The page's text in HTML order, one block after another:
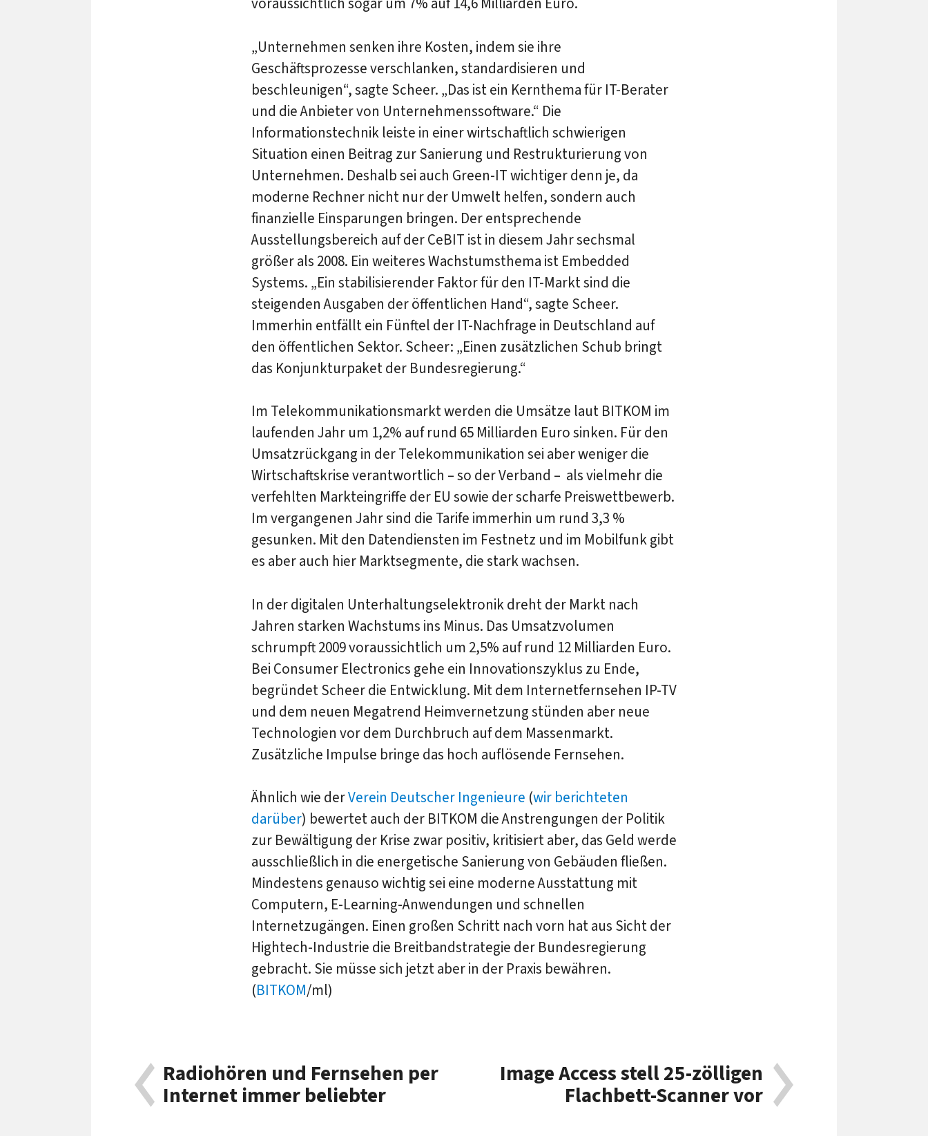
„Unternehmen senken ihre Kosten, indem sie ihre
Geschäftsprozesse verschlanken, standardisieren und
beschleunigen“, sagte Scheer. „Das ist ein Kernthema für IT-Berater
und die Anbieter von Unternehmenssoftware.“ Die
Informationstechnik leiste in einer wirtschaftlich schwierigen
Situation einen Beitrag zur Sanierung und Restrukturierung von
Unternehmen. Deshalb sei auch Green-IT wichtiger denn je, da
moderne Rechner nicht nur der Umwelt helfen, sondern auch
finanzielle Einsparungen bringen. Der entsprechende
Ausstellungsbereich auf der CeBIT ist in diesem Jahr sechsmal
größer als 2008. Ein weiteres Wachstumsthema ist Embedded
Systems. „Ein stabilisierender Faktor für den IT-Markt sind die
steigenden Ausgaben der öffentlichen Hand“, sagte Scheer.
Immerhin entfällt ein Fünftel der IT-Nachfrage in Deutschland auf
den öffentlichen Sektor. Scheer: „Einen zusätzlichen Schub bringt
das Konjunkturpaket der Bundesregierung.“
Im Telekommunikationsmarkt werden die Umsätze laut BITKOM im
laufenden Jahr um 1,2% auf rund 65 Milliarden Euro sinken. Für den
Umsatzrückgang in der Telekommunikation sei aber weniger die
Wirtschaftskrise verantwortlich – so der Verband – als vielmehr die
verfehlten Markteingriffe der EU sowie der scharfe Preiswettbewerb.
Im vergangenen Jahr sind die Tarife immerhin um rund 3,3 %
gesunken. Mit den Datendiensten im Festnetz und im Mobilfunk gibt
es aber auch hier Marktsegmente, die stark wachsen.
In der digitalen Unterhaltungselektronik dreht der Markt nach
Jahren starken Wachstums ins Minus. Das Umsatzvolumen
schrumpft 2009 voraussichtlich um 2,5% auf rund 12 Milliarden Euro.
Bei Consumer Electronics gehe ein Innovationszyklus zu Ende,
begründet Scheer die Entwicklung. Mit dem Internetfernsehen IP-TV
und dem neuen Megatrend Heimvernetzung stünden aber neue
Technologien vor dem Durchbruch auf dem Massenmarkt.
Zusätzliche Impulse bringe das hoch auflösende Fernsehen.
Ähnlich wie derVerein Deutscher Ingenieure (wir berichteten
darüber) bewertet auch der BITKOM die Anstrengungen der Politik
zur Bewältigung der Krise zwar positiv, kritisiert aber, das Geld werde
ausschließlich in die energetische Sanierung von Gebäuden fließen.
Mindestens genauso wichtig sei eine moderne Ausstattung mit
Computern, E-Learning-Anwendungen und schnellen
Internetzugängen. Einen großen Schritt nach vorn hat aus Sicht der
Hightech-Industrie die Breitbandstrategie der Bundesregierung
gebracht. Sie müsse sich jetzt aber in der Praxis bewähren.
(BITKOM/ml)
Radiohören und Fernsehen per
Internet immer beliebter
Image Access stell 25-zölligen
Flachbett-Scanner vor